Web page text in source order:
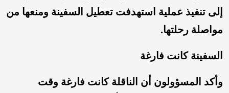
إلى تنفيذ عملية استهدفت تعطيل السفينة ومنعها من
مواصلة رحلتها.
السفينة كانت فارغة
وأكد المسؤولون أن الناقلة كانت فارغة وقت